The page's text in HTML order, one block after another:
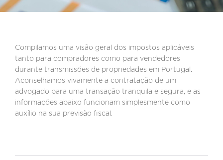
Compilamos uma visão geral dos impostos aplicáveis
tanto para compradores como para vendedores
durante transmissões de propriedades em Portugal.
Aconselhamos vivamente a contratação de um
advogado para uma transação tranquila e segura, e as
informações abaixo funcionam simplesmente como
auxílio na sua previsão fiscal.